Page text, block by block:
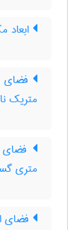
ابعاد
فضای
متریک
متری
فضای